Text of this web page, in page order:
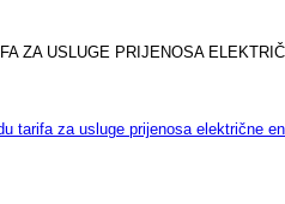
ZA USLUGE PRIJENOSA
tarifa za usluge prijenosa električne